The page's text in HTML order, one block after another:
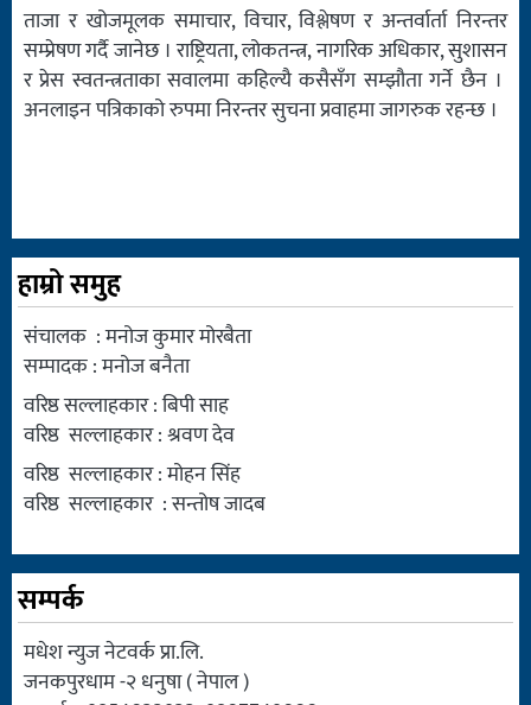
विचार
स्वास्थ्य
ताजा र खोजमूलक समाचार, विचार, विश्लेषण र अन्तर्वार्ता निरन्तर
सम्प्रेषण गर्दै जानेछ । राष्ट्रियता, लोकतन्त्र, नागरिक अधिकार, सुशासन
र प्रेस स्वतन्त्रताका सवालमा कहिल्यै कसैसँग सम्झौता गर्ने छैन ।
अनलाइन पत्रिकाको रुपमा निरन्तर सुचना प्रवाहमा जागरुक रहन्छ ।
हाम्रो समुह
संचालक : मनोज कुमार मोरबैता
सम्पादक : मनोज बनैता
वरिष्ठ सल्लाहकार : बिपी साह
वरिष्ठ सल्लाहकार : श्रवण देव
वरिष्ठ सल्लाहकार : मोहन सिंह
वरिष्ठ सल्लाहकार : सन्तोष जादब
सम्पर्क
मधेश न्युज नेटवर्क प्रा.लि.
जनकपुरधाम -२ धनुषा ( नेपाल )